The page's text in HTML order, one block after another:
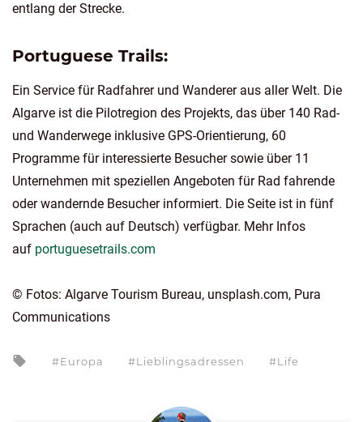
entlang der Strecke.
Portuguese Trails:
Ein Service für Radfahrer und Wanderer aus aller Welt. Die
Algarve ist die Pilotregion des Projekts, das über 140 Rad-
und Wanderwege inklusive GPS-Orientierung, 60
Programme für interessierte Besucher sowie über 11
Unternehmen mit speziellen Angeboten für Rad fahrende
oder wandernde Besucher informiert. Die Seite ist in fünf
Sprachen (auch auf Deutsch) verfügbar. Mehr Infos
auf portuguesetrails.com
© Fotos: Algarve Tourism Bureau, unsplash.com, Pura
Communications
Europa Lieblingsadressen Life